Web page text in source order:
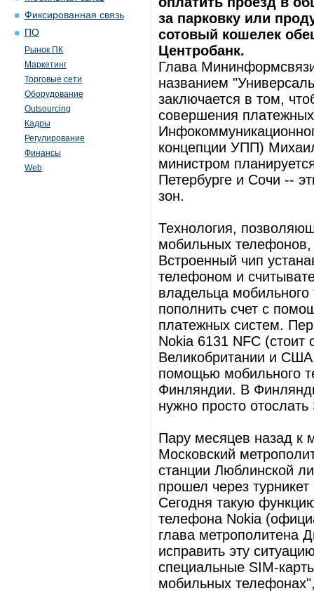
Фиксированная связь
ПО
Рынок ПК
Маркетинг
Торговые сети
Оборудование
Outsourcing
Кадры
Регулирование
Финансы
Web
за парковку или
сотовый кошелек
Центробанк.
Глава
названием
заключается в том,
совершения платежных
концепции УПП)
министром
Петербурге и Сочи --
зон.
Технология,
мобильных телефонов,
Встроенный чип
телефоном и
владельца
пополнить счет с
платежных систем.
Nokia 6131 NFC (стоит
Великобритании и
помощью мобильного
Финляндии. В
нужно просто
Пару месяцев назад к
Московский
станции Люблинской
прошел через
Сегодня такую
телефона Nokia
глава метрополитена
исправить эту
специальные SIM-
мобильных